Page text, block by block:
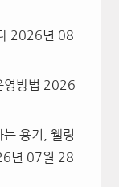
2026년 08
영방법 2026
는 용기, 웰링
년 07월 28